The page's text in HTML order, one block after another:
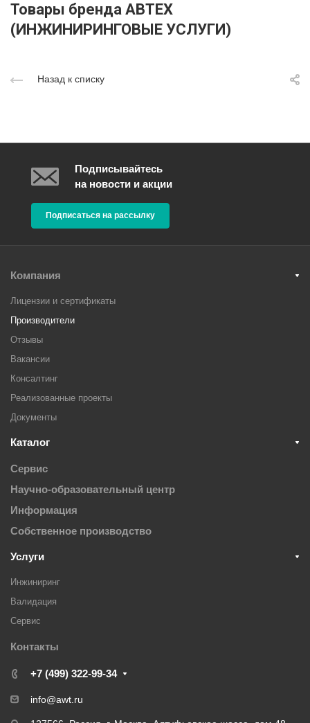
Товары бренда АВТЕХ
(ИНЖИНИРИНГОВЫЕ УСЛУГИ)
Назад к списку
Подписывайтесь
на новости и акции
Подписаться на рассылку
Компания
Лицензии и сертификаты
Производители
Отзывы
Вакансии
Консалтинг
Реализованные проекты
Документы
Каталог
Сервис
Научно-образовательный центр
Информация
Собственное производство
Услуги
Инжиниринг
Валидация
Cервис
Контакты
+7 (499) 322-99-34
info@awt.ru